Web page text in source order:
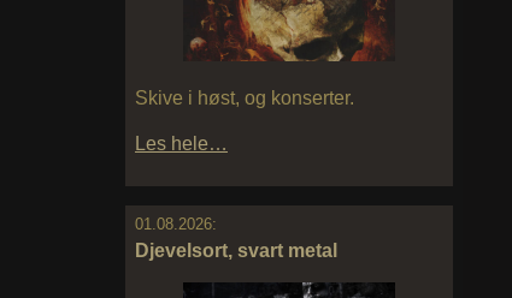
Skive i høst, og konserter.
Les hele…
01.08.2026:
Djevelsort, svart metal